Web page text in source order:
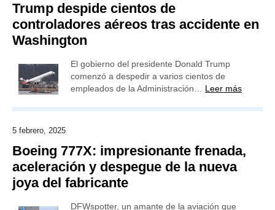
Trump despide cientos de
controladores aéreos tras accidente en
Washington
El gobierno del presidente Donald Trump
comenzó a despedir a varios cientos de
empleados de la Administración… Leer más
5 febrero, 2025
Boeing 777X: impresionante frenada,
aceleración y despegue de la nueva
joya del fabricante
DFWspotter, un amante de la aviación que